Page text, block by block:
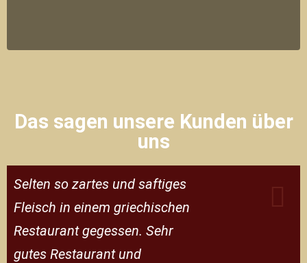
Das sagen unsere Kunden über
uns
Selten so zartes und saftiges
Fleisch in einem griechischen
Restaurant gegessen. Sehr
gutes Restaurant und